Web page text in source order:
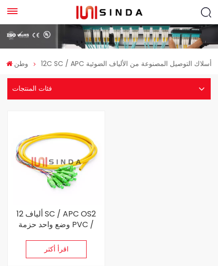
وطن 12C SC / APC أسلاك التوصيل المصنوعة من الألياف الضوئية
فئات المنتجات
12 ألياف SC / APC OS2
وضع واحد حزمة PVC /
متر ضفيرة الألياف البصرية
اقرأ أكثر